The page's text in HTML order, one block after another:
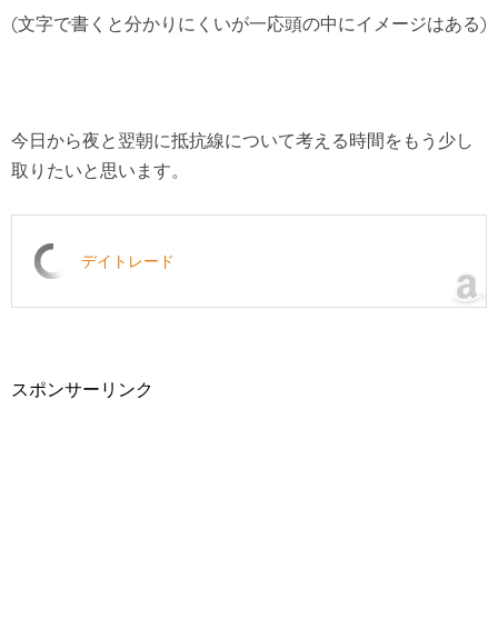
(文字で書くと分かりにくいが一応頭の中にイメージはある)
今日から夜と翌朝に抵抗線について考える時間をもう少し
取りたいと思います。
デイトレード
スポンサーリンク